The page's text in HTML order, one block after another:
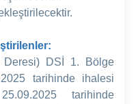
Deresi) DSİ 1. Bölge
tarihinde ihalesi
tarihinde